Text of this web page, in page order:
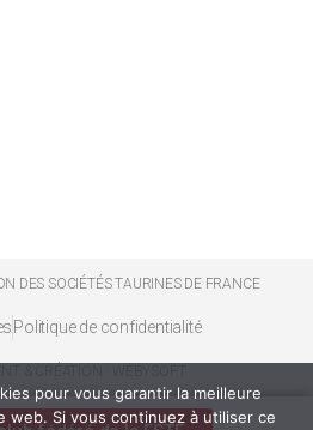
DES SOCIÉTÉS TAURINES DE FRANCE
Politique de confidentialité
pour vous garantir la meilleure
web. Si vous continuez à utiliser ce